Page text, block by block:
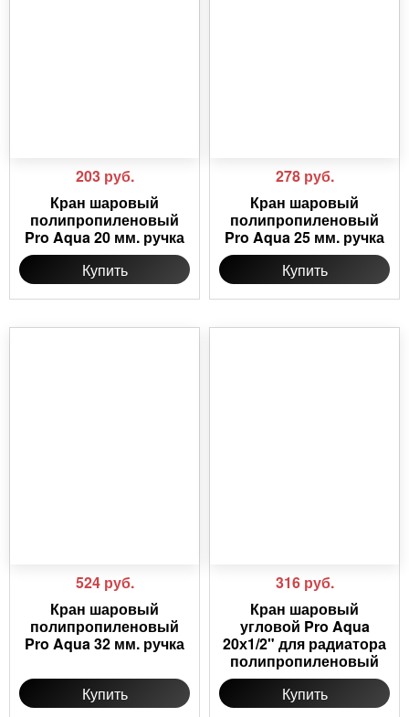
203 руб.
Кран шаровый
полипропиленовый
Pro Aqua 20 мм. ручка
Купить
278 руб.
Кран шаровый
полипропиленовый
Pro Aqua 25 мм. ручка
Купить
524 руб.
Кран шаровый
полипропиленовый
Pro Aqua 32 мм. ручка
Купить
316 руб.
Кран шаровый
угловой Pro Aqua
20х1/2" для радиатора
полипропиленовый
Купить